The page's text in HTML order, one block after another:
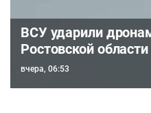
ВСУ ударили
Ростовской области
вчера, 06:53